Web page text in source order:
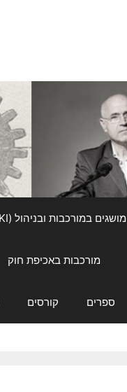
מושגים במורכבות ובניהול (WIKI)
מורכבות באכיפת חוק
ספרים קורסים